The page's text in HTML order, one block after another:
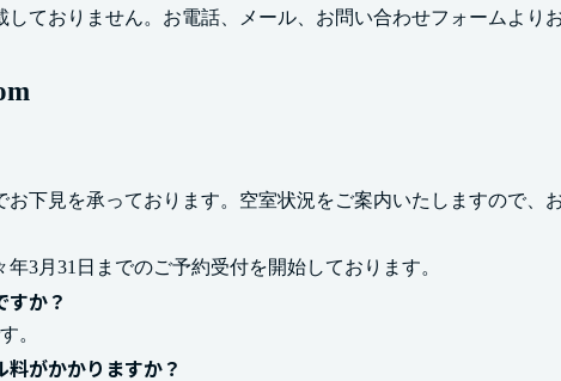
しておりません。お電話、メール、お問い合わせフォームより
下見を承っております。空室状況をご案内いたしますので、
3月31日までのご予約受付を開始しております。
か？
。
がかかりますか？